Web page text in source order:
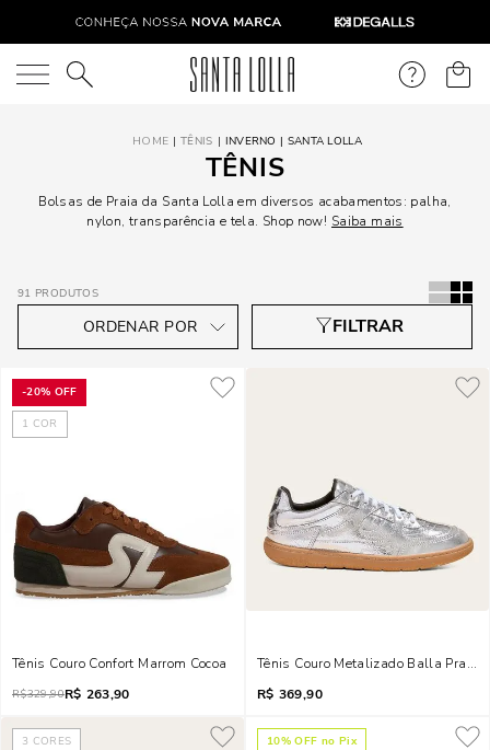
O que você está procurando?
TÊNIS INVERNO | SANTA LOLLA
TÊNIS
Bolsas de Praia da Santa Lolla em diversos acabamentos: palha,
nylon, transparência e tela. Shop now! Saiba mais
91 PRODUTOS
-20% OFF
1 COR
Tênis Couro Confort Marrom Cocoa
R$329,90R$ 263,90
Tênis Couro Metalizado Balla Prata
R$ 369,90
3 CORES 10% OFF no Pix